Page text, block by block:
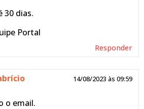
30 dias.
Portal
Responder
14/08/2023 às 09:59
o email.